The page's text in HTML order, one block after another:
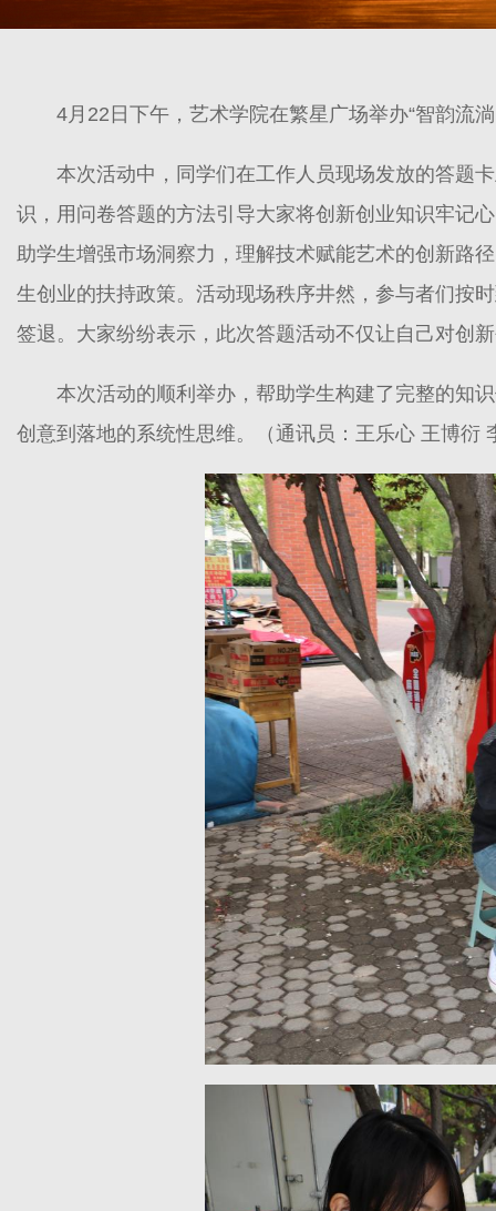
4月22日下午，艺术学院在繁星广场举办“智韵流
本次活动中，同学们在工作人员现场发放的答题
识，用问卷答题的方法引导大家将创新创业知识牢记
助学生增强市场洞察力，理解技术赋能艺术的创新路
生创业的扶持政策。活动现场秩序井然，参与者们按
签退。大家纷纷表示，此次答题活动不仅让自己对创
本次活动的顺利举办，帮助学生构建了完整的知
创意到落地的系统性思维。（通讯员：王乐心 王博衍